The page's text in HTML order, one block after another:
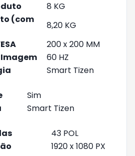
8 KG
(com
8,20 KG
200 x 200 MM
60 HZ
Smart Tizen
Sim
Smart Tizen
43 POL
1920 x 1080 PX